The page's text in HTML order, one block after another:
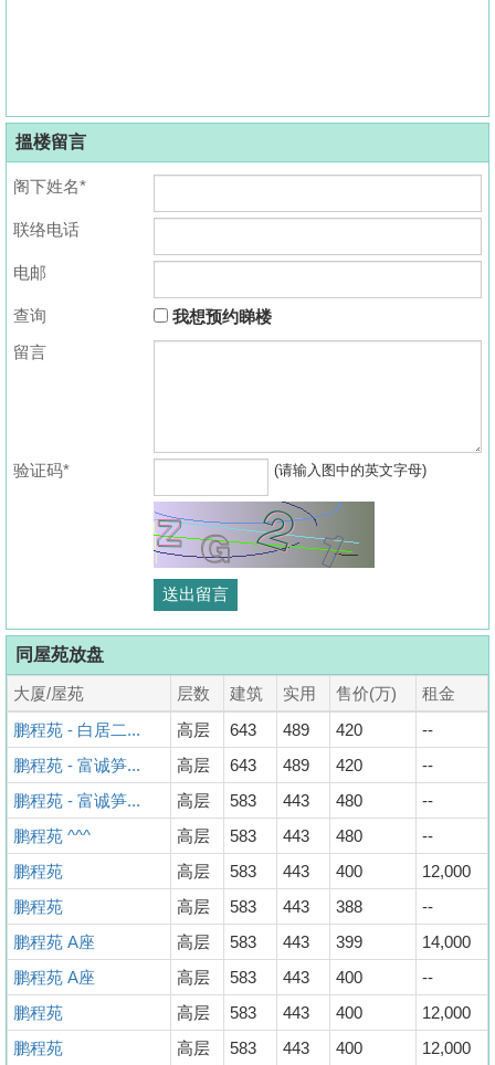
搵楼留言
阁下姓名*
联络电话
电邮
查询
我想预约睇楼
留言
验证码* (请输入图中的英文字母)
同屋苑放盘
大厦/屋苑 层数 建筑 实用 售价(万)
租金
鹏程苑 - 白居二...
高层 643 489 420
--
鹏程苑 - 富诚笋...
高层 643 489 420
--
鹏程苑 - 富诚笋...
高层 583 443 480
--
鹏程苑 ^^^
高层 583 443 480
--
鹏程苑
高层 583 443 400
12,000
鹏程苑
高层 583 443 388
--
鹏程苑 A座
高层 583 443 399
14,000
鹏程苑 A座
高层 583 443 400
--
鹏程苑
高层 583 443 400
12,000
鹏程苑
高层 583 443 400 12,000